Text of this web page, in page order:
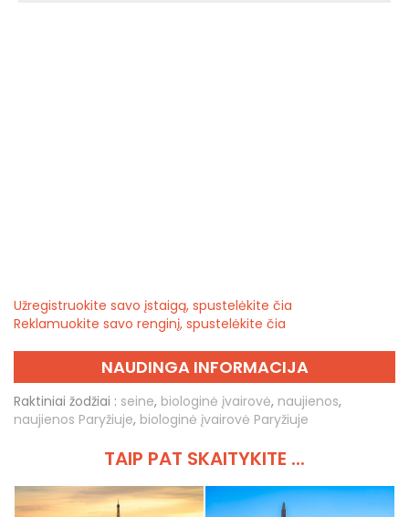
Užregistruokite savo įstaigą, spustelėkite čia
Reklamuokite savo renginį, spustelėkite čia
NAUDINGA INFORMACIJA
Raktiniai žodžiai : seine, biologinė įvairovė, naujienos,
naujienos Paryžiuje, biologinė įvairovė Paryžiuje
TAIP PAT SKAITYKITE ...